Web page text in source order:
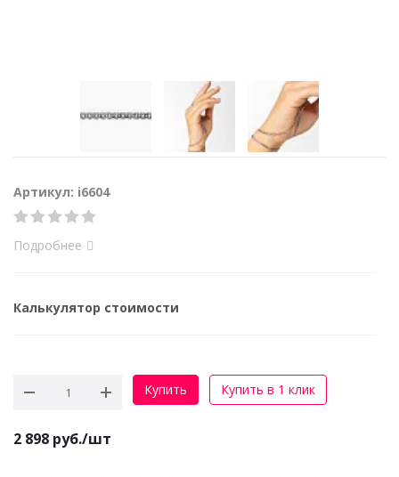
Артикул: i6604
Подробнее
Калькулятор стоимости
Купить Купить в 1 клик
2 898 руб./шт